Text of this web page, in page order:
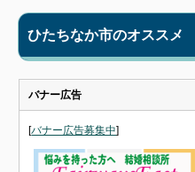
ひたちなか市のオススメ
バナー広告
[バナー広告募集中]